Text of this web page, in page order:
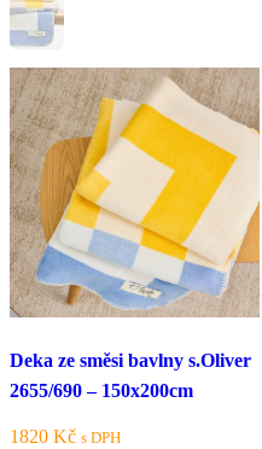
Deka ze směsi bavlny s.Oliver
2655/690 – 150x200cm
1820 Kč s DPH